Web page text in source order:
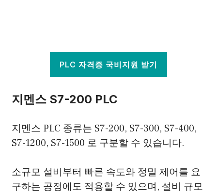
PLC 자격증 국비지원 받기
지멘스 S7-200 PLC
지멘스 PLC 종류는 S7-200, S7-300, S7-400,
S7-1200, S7-1500 로 구분할 수 있습니다.
소규모 설비부터 빠른 속도와 정밀 제어를 요
구하는 공정에도 적용할 수 있으며, 설비 규모